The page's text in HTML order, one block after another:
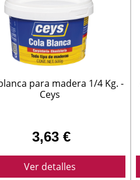
para madera 1/4 Kg. -
Ceys
3,63 €
Ver detalles